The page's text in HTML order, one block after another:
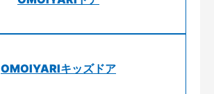
OMOIYARIキッズドア